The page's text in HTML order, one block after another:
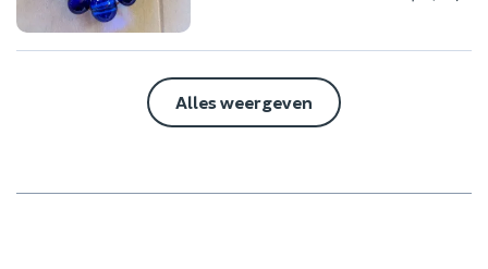
Alles weergeven